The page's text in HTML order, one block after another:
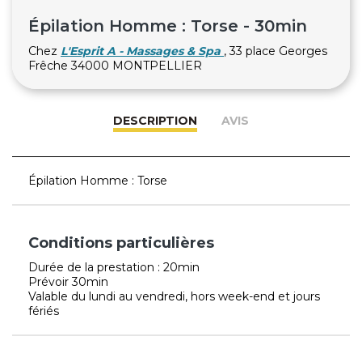
Épilation Homme : Torse - 30min
Chez L'Esprit A - Massages & Spa , 33 place Georges
Frêche 34000 MONTPELLIER
DESCRIPTION AVIS
Épilation Homme : Torse
Conditions particulières
Durée de la prestation : 20min
Prévoir 30min
Valable du lundi au vendredi, hors week-end et jours
fériés